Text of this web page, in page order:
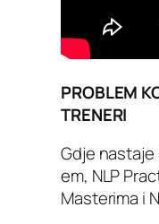
PROBLEM
TRENERI
Gdje nastaje
em, NLP
Masterima i